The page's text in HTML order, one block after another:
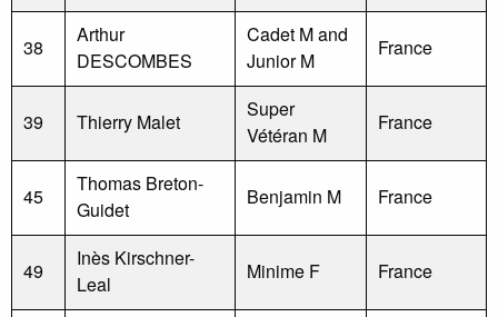
38
Arthur
DESCOMBES
Cadet M and
Junior M
France
39 Thierry Malet
Super
Vétéran M
France
45
Thomas Breton-
Guidet
Benjamin M France
49
Inès Kirschner-
Leal
Minime F France